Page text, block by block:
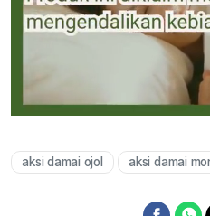
aksi damai ojol aksi damai